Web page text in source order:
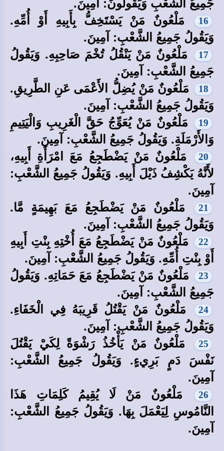
16
مَلْعُونٌ مَنْ يَسْتَخِفُّ بِأَبِيهِ أَوْ أُمِّهِ.
وَيَقُولُ جَمِيعُ الشَّعْبِ: آمِينَ.
17
مَلْعُونٌ مَنْ يَنْقُلُ تُخْمَ صَاحِبِهِ. وَيَقُولُ
جَمِيعُ الشَّعْبِ: آمِينَ.
18
مَلْعُونٌ مَنْ يُضِلُّ الأَعْمَى عَنِ الطَّرِيقِ.
وَيَقُولُ جَمِيعُ الشَّعْبِ: آمِينَ.
19
مَلْعُونٌ مَنْ يُعَوِّجُ حَقَّ الْغَرِيبِ وَالْيَتِيمِ
وَالأَرْمَلَةِ. وَيَقُولُ جَمِيعُ الشَّعْبِ: آمِينَ.
20
مَلْعُونٌ مَنْ يَضْطَجِعُ مَعَ امْرَأَةِ أَبِيهِ،
لأَنَّهُ يَكْشِفُ ذَيْلَ أَبِيهِ. وَيَقُولُ جَمِيعُ الشَّعْبِ:
آمِينَ.
21
مَلْعُونٌ مَنْ يَضْطَجِعُ مَعَ بَهِيمَةٍ مَّا.
وَيَقُولُ جَمِيعُ الشَّعْبِ: آمِينَ.
22
مَلْعُونٌ مَنْ يَضْطَجِعُ مَعَ أُخْتِهِ بِنْتِ أَبِيهِ
أَوْ بِنْتِ أُمِّهِ. وَيَقُولُ جَمِيعُ الشَّعْبِ: آمِينَ.
23
مَلْعُونٌ مَنْ يَضْطَجِعُ مَعَ حَمَاتِهِ. وَيَقُولُ
جَمِيعُ الشَّعْبِ: آمِينَ.
24
مَلْعُونٌ مَنْ يَقْتُلُ قَرِيبَهُ فِي الْخَفَاءِ.
وَيَقُولُ جَمِيعُ الشَّعْبِ: آمِينَ.
25
مَلْعُونٌ مَنْ يَأْخُذُ رَشْوَةً لِكَيْ يَقْتُلَ
نَفْسَ دَمٍ بَرِيءٍ. وَيَقُولُ جَمِيعُ الشَّعْبِ:
آمِينَ.
26
مَلْعُونٌ مَنْ لَا يُقِيمُ كَلِمَاتِ هَذَا
النَّامُوسِ لِيَعْمَلَ بِهَا. وَيَقُولُ جَمِيعُ الشَّعْبِ:
آمِينَ.